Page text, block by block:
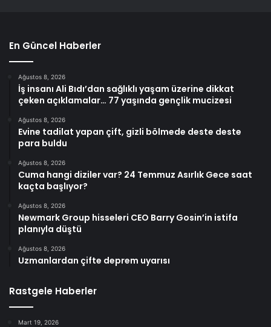
En Güncel Haberler
Ağustos 8, 2026
İş insanı Ali Bıdı’dan sağlıklı yaşam üzerine dikkat
çeken açıklamalar… 77 yaşında gençlik mucizesi
Ağustos 8, 2026
Evine tadilat yapan çift, gizli bölmede deste deste
para buldu
Ağustos 8, 2026
Cuma hangi diziler var? 24 Temmuz Asırlık Gece saat
kaçta başlıyor?
Ağustos 8, 2026
Newmark Group hisseleri CEO Barry Gosin’in istifa
planıyla düştü
Ağustos 8, 2026
Uzmanlardan çifte deprem uyarısı
Rastgele Haberler
Mart 19, 2026